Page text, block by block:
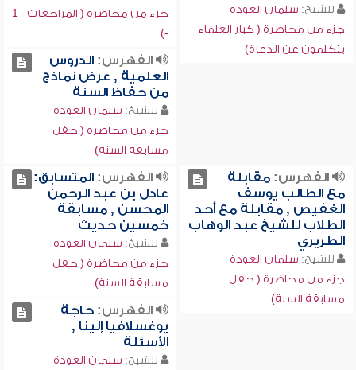
للشيخ: سلمان العودة
جزء من محاضرة ( كبار العلماء
يتكلمون عن الدعاة)
جزء من محاضرة ( المراجعات - 1
-)
الفهرس:الدروس
العلمية , عرض نماذج
من حفاظ السنة
للشيخ: سلمان العودة
جزء من محاضرة ( حفل
مسابقة السنة)
الفهرس:مقابلة
مع الطالب يوسف
الغفيص , مقابلة مع أحد
الطلاب للشيخ عبد الوهاب
الطريري
للشيخ: سلمان العودة
جزء من محاضرة ( حفل
مسابقة السنة)
الفهرس:المتسابق:
عادل بن عبد الرحمن
المحسن , مسابقة
خمسين حديث
للشيخ: سلمان العودة
جزء من محاضرة ( حفل
مسابقة السنة)
الفهرس:حاجة
يوغسلافيا إلينا ,
الأسئلة
للشيخ: سلمان العودة